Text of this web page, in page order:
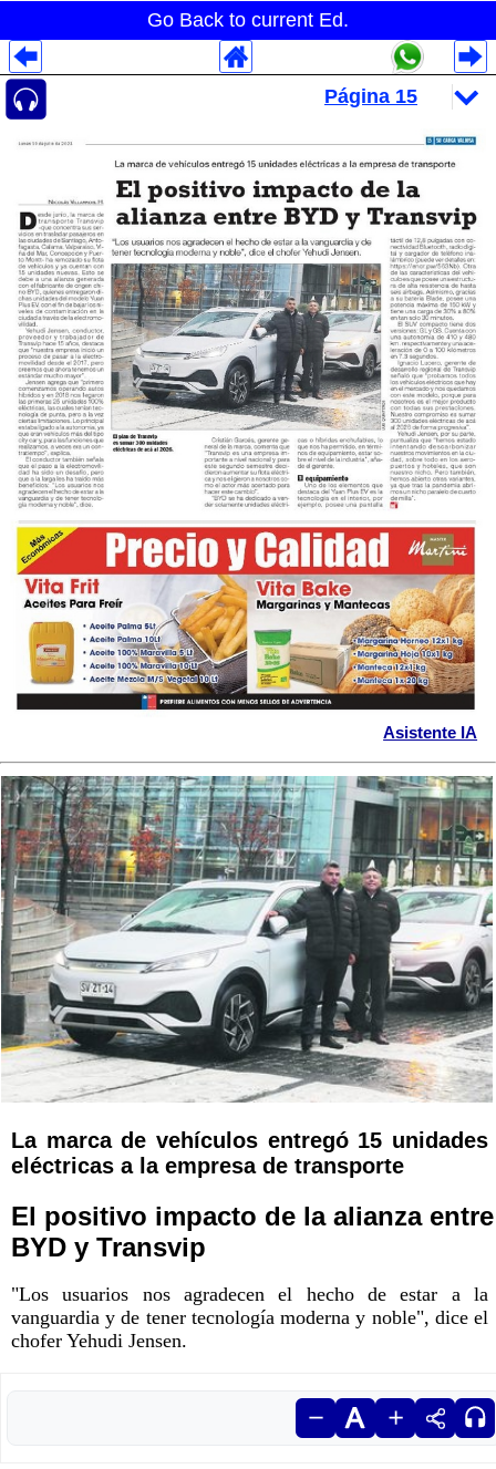
Go Back to current Ed.
Asistente IA
La marca de vehículos entregó 15 unidades
eléctricas a la empresa de transporte
El positivo impacto de la alianza entre
BYD y Transvip
"Los usuarios nos agradecen el hecho de estar a la
vanguardia y de tener tecnología moderna y noble", dice el
chofer Yehudi Jensen.
Despliegues Analytics
Despliegues por Rubros